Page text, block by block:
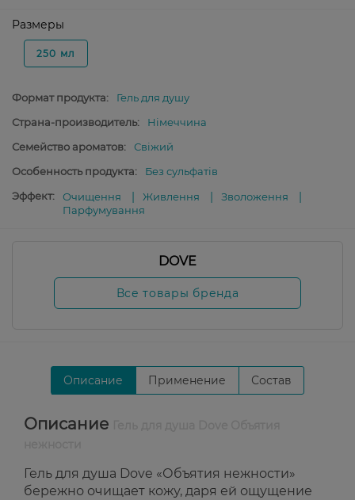
Размеры
250 мл
Формат продукта:
Гель для душу
Страна-производитель:
Німеччина
Семейство ароматов:
Свіжий
Особенность продукта:
Без сульфатів
Эффект:
Очищення Живлення
Зволоження
Парфумування
DOVE
Все товары бренда
Описание Применение Состав
Описание
Гель для душа Dove «Объятия нежности»
бережно очищает кожу, даря ей ощущение